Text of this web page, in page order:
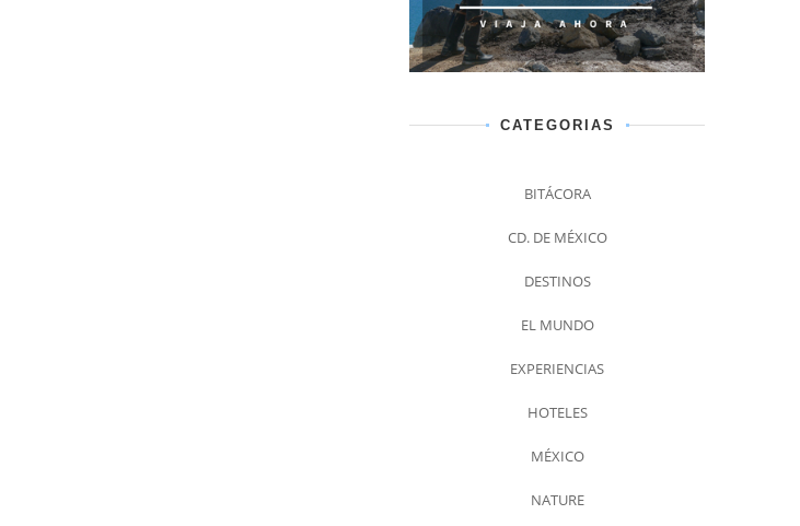
CATEGORIAS
BITÁCORA
CD. DE MÉXICO
DESTINOS
EL MUNDO
EXPERIENCIAS
HOTELES
MÉXICO
NATURE